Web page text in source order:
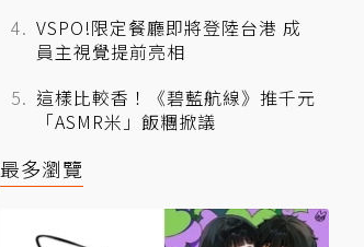
VSPO!限定餐廳即將登陸台港 成
員主視覺提前亮相
這樣比較香！《碧藍航線》推千元
「ASMR米」飯糰掀議
最多瀏覽